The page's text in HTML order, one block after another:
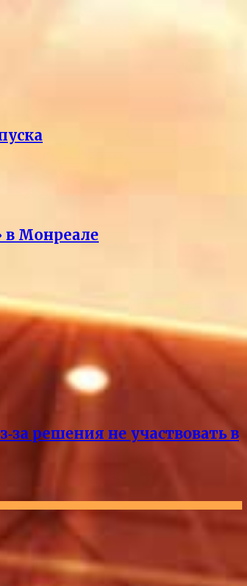
в Монреале
решения не участвовать в